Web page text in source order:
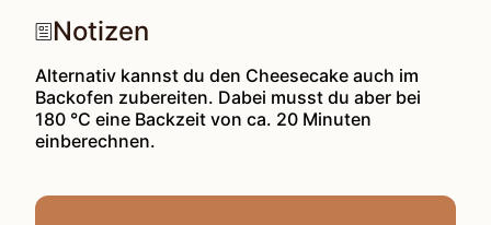
Notizen
Alternativ kannst du den Cheesecake auch im
Backofen zubereiten. Dabei musst du aber bei
180 °C eine Backzeit von ca. 20 Minuten
einberechnen.